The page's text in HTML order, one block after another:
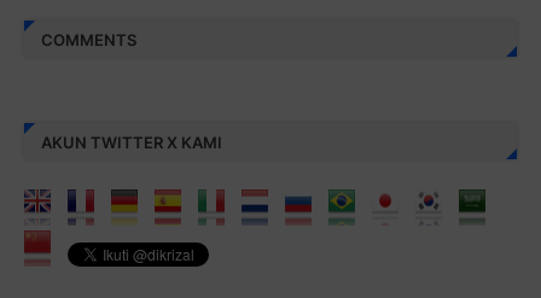
COMMENTS
AKUN TWITTER X KAMI